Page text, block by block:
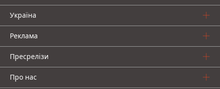
Україна
Реклама
Пресрелізи
Про нас